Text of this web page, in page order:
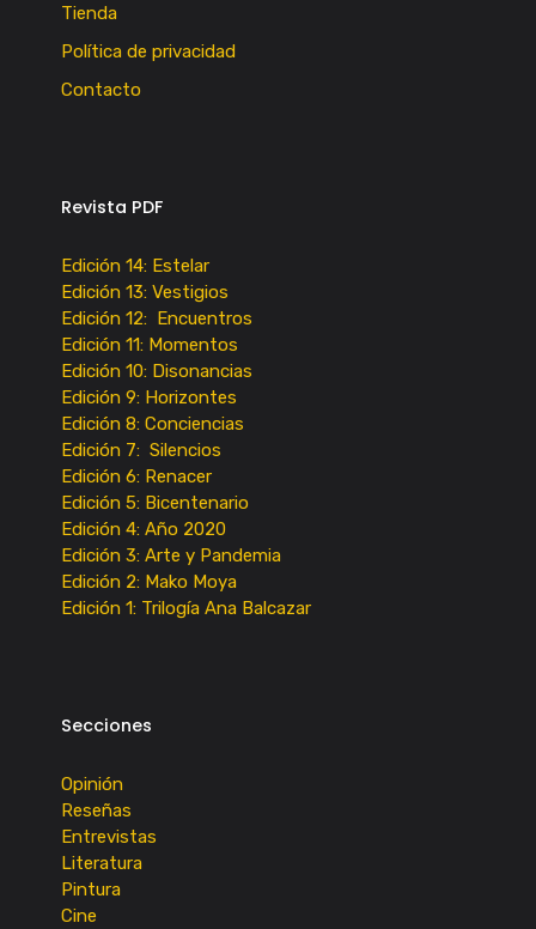
Tienda
Política de privacidad
Contacto
Revista PDF
Edición 14: Estelar
Edición 13: Vestigios
Edición 12: Encuentros
Edición 11: Momentos
Edición 10: Disonancias
Edición 9: Horizontes
Edición 8: Conciencias
Edición 7: Silencios
Edición 6: Renacer
Edición 5: Bicentenario
Edición 4: Año 2020
Edición 3: Arte y Pandemia
Edición 2: Mako Moya
Edición 1: Trilogía Ana Balcazar
Secciones
Opinión
Reseñas
Entrevistas
Literatura
Pintura
Cine